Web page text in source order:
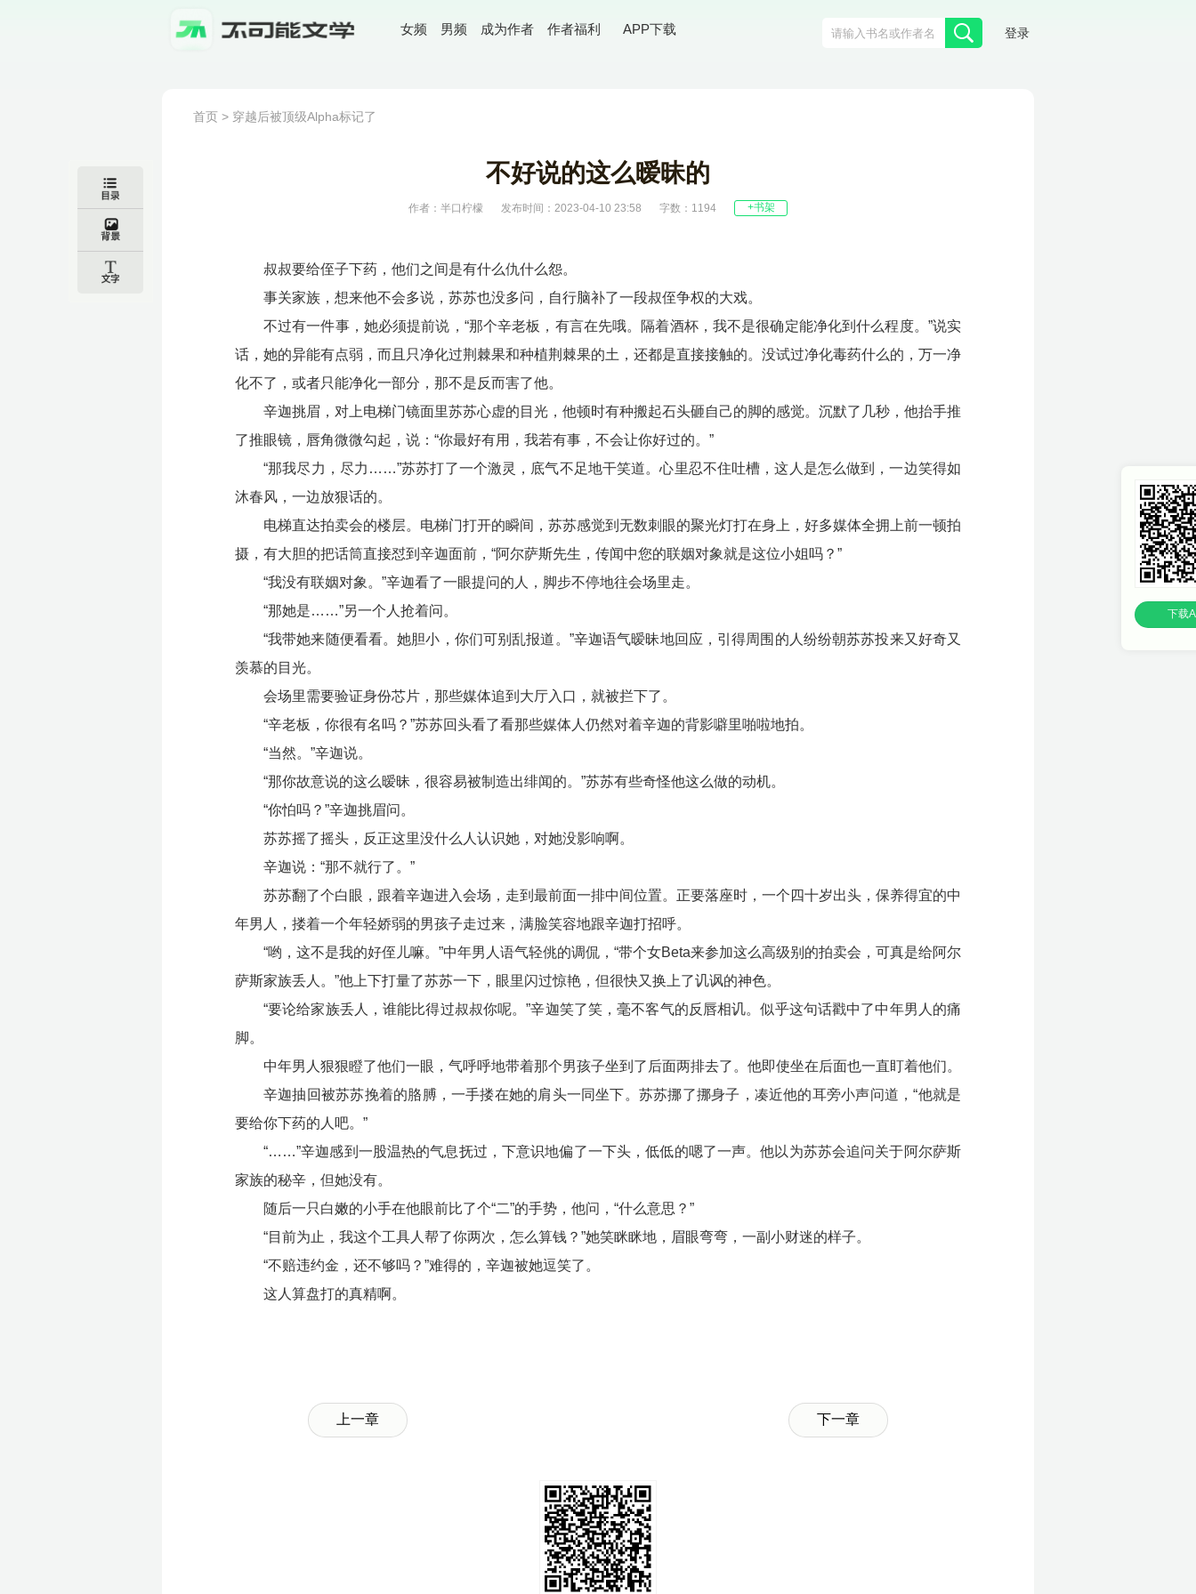
女频 男频 成为作者 作者福利 APP下载 登录
首页 > 穿越后被顶级Alpha标记了
不好说的这么暧昧的
作者：半口柠檬 发布时间：2023-04-10 23:58 字数：1194 +书架
叔叔要给侄子下药，他们之间是有什么仇什么怨。
事关家族，想来他不会多说，苏苏也没多问，自行脑补了一段叔侄争权的大戏。
不过有一件事，她必须提前说，“那个辛老板，有言在先哦。隔着酒杯，我不是很确定能净化到什么程度。”说实
话，她的异能有点弱，而且只净化过荆棘果和种植荆棘果的土，还都是直接接触的。没试过净化毒药什么的，万一净
化不了，或者只能净化一部分，那不是反而害了他。
辛迦挑眉，对上电梯门镜面里苏苏心虚的目光，他顿时有种搬起石头砸自己的脚的感觉。沉默了几秒，他抬手推
了推眼镜，唇角微微勾起，说：“你最好有用，我若有事，不会让你好过的。”
“那我尽力，尽力……”苏苏打了一个激灵，底气不足地干笑道。心里忍不住吐槽，这人是怎么做到，一边笑得如
沐春风，一边放狠话的。
电梯直达拍卖会的楼层。电梯门打开的瞬间，苏苏感觉到无数刺眼的聚光灯打在身上，好多媒体全拥上前一顿拍
摄，有大胆的把话筒直接怼到辛迦面前，“阿尔萨斯先生，传闻中您的联姻对象就是这位小姐吗？”
“我没有联姻对象。”辛迦看了一眼提问的人，脚步不停地往会场里走。
“那她是……”另一个人抢着问。
“我带她来随便看看。她胆小，你们可别乱报道。”辛迦语气暧昧地回应，引得周围的人纷纷朝苏苏投来又好奇又
羡慕的目光。
会场里需要验证身份芯片，那些媒体追到大厅入口，就被拦下了。
“辛老板，你很有名吗？”苏苏回头看了看那些媒体人仍然对着辛迦的背影噼里啪啦地拍。
“当然。”辛迦说。
“那你故意说的这么暧昧，很容易被制造出绯闻的。”苏苏有些奇怪他这么做的动机。
“你怕吗？”辛迦挑眉问。
苏苏摇了摇头，反正这里没什么人认识她，对她没影响啊。
辛迦说：“那不就行了。”
苏苏翻了个白眼，跟着辛迦进入会场，走到最前面一排中间位置。正要落座时，一个四十岁出头，保养得宜的中
年男人，搂着一个年轻娇弱的男孩子走过来，满脸笑容地跟辛迦打招呼。
“哟，这不是我的好侄儿嘛。”中年男人语气轻佻的调侃，“带个女Beta来参加这么高级别的拍卖会，可真是给阿尔
萨斯家族丢人。”他上下打量了苏苏一下，眼里闪过惊艳，但很快又换上了讥讽的神色。
“要论给家族丢人，谁能比得过叔叔你呢。”辛迦笑了笑，毫不客气的反唇相讥。似乎这句话戳中了中年男人的痛
脚。
中年男人狠狠瞪了他们一眼，气呼呼地带着那个男孩子坐到了后面两排去了。他即使坐在后面也一直盯着他们。
辛迦抽回被苏苏挽着的胳膊，一手搂在她的肩头一同坐下。苏苏挪了挪身子，凑近他的耳旁小声问道，“他就是
要给你下药的人吧。”
“……”辛迦感到一股温热的气息抚过，下意识地偏了一下头，低低的嗯了一声。他以为苏苏会追问关于阿尔萨斯
家族的秘辛，但她没有。
随后一只白嫩的小手在他眼前比了个“二”的手势，他问，“什么意思？”
“目前为止，我这个工具人帮了你两次，怎么算钱？”她笑眯眯地，眉眼弯弯，一副小财迷的样子。
“不赔违约金，还不够吗？”难得的，辛迦被她逗笑了。
这人算盘打的真精啊。
上一章 下一章
下载